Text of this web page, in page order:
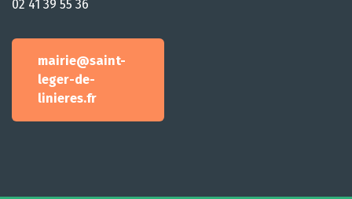
02 41 39 55 36
mairie@saint-
leger-de-
linieres.fr